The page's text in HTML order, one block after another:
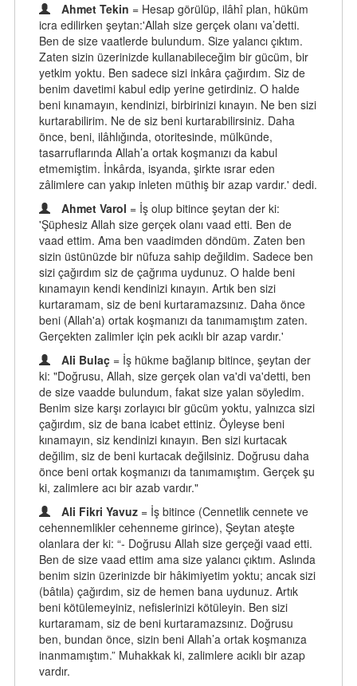
Ahmet Tekin = Hesap görülüp, ilâhî plan, hüküm
icra edilirken şeytan:'Allah size gerçek olanı va’detti.
Ben de size vaatlerde bulundum. Size yalancı çıktım.
Zaten sizin üzerinizde kullanabileceğim bir gücüm, bir
yetkim yoktu. Ben sadece sizi inkâra çağırdım. Siz de
benim davetimi kabul edip yerine getirdiniz. O halde
beni kınamayın, kendinizi, birbirinizi kınayın. Ne ben sizi
kurtarabilirim. Ne de siz beni kurtarabilirsiniz. Daha
önce, beni, ilâhlığında, otoritesinde, mülkünde,
tasarruflarında Allah’a ortak koşmanızı da kabul
etmemiştim. İnkârda, isyanda, şirkte ısrar eden
zâlimlere can yakıp inleten müthiş bir azap vardır.' dedi.
Ahmet Varol = İş olup bitince şeytan der ki:
'Şüphesiz Allah size gerçek olanı vaad etti. Ben de
vaad ettim. Ama ben vaadimden döndüm. Zaten ben
sizin üstünüzde bir nüfuza sahip değildim. Sadece ben
sizi çağırdım siz de çağrıma uydunuz. O halde beni
kınamayın kendi kendinizi kınayın. Artık ben sizi
kurtaramam, siz de beni kurtaramazsınız. Daha önce
beni (Allah'a) ortak koşmanızı da tanımamıştım zaten.
Gerçekten zalimler için pek acıklı bir azap vardır.'
Ali Bulaç = İş hükme bağlanıp bitince, şeytan der
ki: "Doğrusu, Allah, size gerçek olan va'di va'detti, ben
de size vaadde bulundum, fakat size yalan söyledim.
Benim size karşı zorlayıcı bir gücüm yoktu, yalnızca sizi
çağırdım, siz de bana icabet ettiniz. Öyleyse beni
kınamayın, siz kendinizi kınayın. Ben sizi kurtacak
değilim, siz de beni kurtacak değilsiniz. Doğrusu daha
önce beni ortak koşmanızı da tanımamıştım. Gerçek şu
ki, zalimlere acı bir azab vardır."
Ali Fikri Yavuz = İş bitince (Cennetlik cennete ve
cehennemlikler cehenneme girince), Şeytan ateşte
olanlara der ki: “- Doğrusu Allah size gerçeği vaad etti.
Ben de size vaad ettim ama size yalancı çıktım. Aslında
benim sizin üzerinizde bir hâkimiyetim yoktu; ancak sizi
(bâtıla) çağırdım, siz de hemen bana uydunuz. Artık
beni kötülemeyiniz, nefislerinizi kötüleyin. Ben sizi
kurtaramam, siz de beni kurtaramazsınız. Doğrusu
ben, bundan önce, sizin beni Allah’a ortak koşmanıza
inanmamıştım.” Muhakkak ki, zalimlere acıklı bir azap
vardır.